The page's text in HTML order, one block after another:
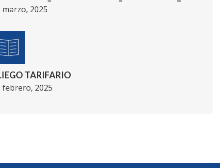
marzo, 2025
TARIFARIO
febrero, 2025